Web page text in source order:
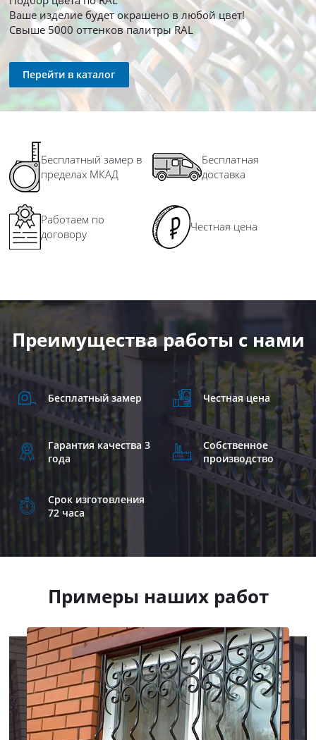
Ваше изделие будет окрашено в любой цвет!
Свыше 5000 оттенков палитры RAL
Перейти в каталог
Бесплатный замер в
пределах МКАД
Бесплатная
доставка
Работаем по
договору
Честная цена
Преимущества работы с нами
Бесплатный замер Честная цена
Гарантия качества 3
года
Собственное
производство
Срок изготовления
72 часа
Примеры наших работ